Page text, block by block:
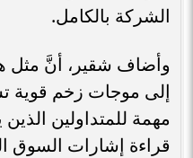
الشركة بالكامل.
وأضاف شقير، أنَّ مثل
إلى موجات زخم قوية
مهمة للمتداولين
قراءة إشارات السوق